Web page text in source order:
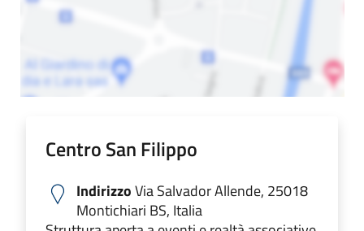
Centro San Filippo
IndirizzoVia Salvador Allende, 25018
Montichiari BS, Italia